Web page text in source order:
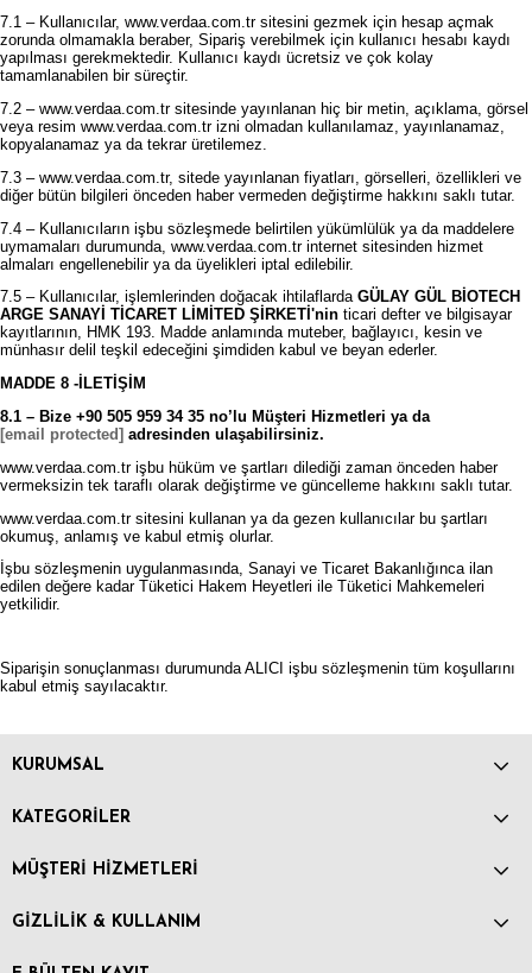
7.1 – Kullanıcılar, www.verdaa.com.tr sitesini gezmek için hesap açmak
zorunda olmamakla beraber, Sipariş verebilmek için kullanıcı hesabı kaydı
yapılması gerekmektedir. Kullanıcı kaydı ücretsiz ve çok kolay
tamamlanabilen bir süreçtir.
7.2 – www.verdaa.com.tr sitesinde yayınlanan hiç bir metin, açıklama, görsel
veya resim www.verdaa.com.tr izni olmadan kullanılamaz, yayınlanamaz,
kopyalanamaz ya da tekrar üretilemez.
7.3 – www.verdaa.com.tr, sitede yayınlanan fiyatları, görselleri, özellikleri ve
diğer bütün bilgileri önceden haber vermeden değiştirme hakkını saklı tutar.
7.4 – Kullanıcıların işbu sözleşmede belirtilen yükümlülük ya da maddelere
uymamaları durumunda, www.verdaa.com.tr internet sitesinden hizmet
almaları engellenebilir ya da üyelikleri iptal edilebilir.
7.5 – Kullanıcılar, işlemlerinden doğacak ihtilaflarda GÜLAY GÜL BİOTECH
ARGE SANAYİ TİCARET LİMİTED ŞİRKETİ'nin ticari defter ve bilgisayar
kayıtlarının, HMK 193. Madde anlamında muteber, bağlayıcı, kesin ve
münhasır delil teşkil edeceğini şimdiden kabul ve beyan ederler.
MADDE 8 -İLETİŞİM
8.1 – Bize +90 505 959 34 35 no’lu Müşteri Hizmetleri ya da
[email protected] adresinden ulaşabilirsiniz.
www.verdaa.com.tr işbu hüküm ve şartları dilediği zaman önceden haber
vermeksizin tek taraflı olarak değiştirme ve güncelleme hakkını saklı tutar.
www.verdaa.com.tr sitesini kullanan ya da gezen kullanıcılar bu şartları
okumuş, anlamış ve kabul etmiş olurlar.
İşbu sözleşmenin uygulanmasında, Sanayi ve Ticaret Bakanlığınca ilan
edilen değere kadar Tüketici Hakem Heyetleri ile Tüketici Mahkemeleri
yetkilidir.
Siparişin sonuçlanması durumunda ALICI işbu sözleşmenin tüm koşullarını
kabul etmiş sayılacaktır.
KURUMSAL
KATEGORİLER
MÜŞTERİ HİZMETLERİ
GİZLİLİK & KULLANIM